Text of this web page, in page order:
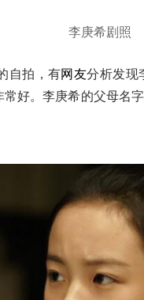
李庚希剧照
自拍，有网友分析发现
常好。李庚希的父母名字